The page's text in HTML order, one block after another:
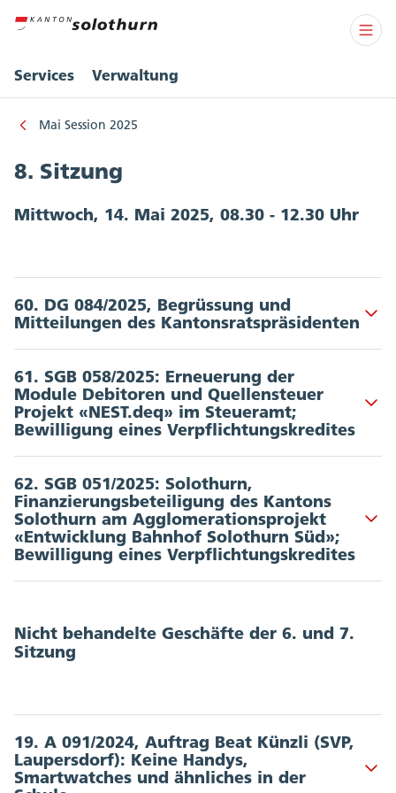
Services Verwaltung
Mai Session 2025
8. Sitzung
Mittwoch, 14. Mai 2025, 08.30 - 12.30 Uhr
60. DG 084/2025, Begrüssung und
Mitteilungen des Kantonsratspräsidenten
Akkordeon Button
61. SGB 058/2025: Erneuerung der
Module Debitoren und Quellensteuer
Projekt «NEST.deq» im Steueramt;
Bewilligung eines Verpflichtungskredites
Akkordeon Button
Dokumente:
Botschaft und Entwurf RR vom 10.03.2025 (RRB Nr.
2025/370)
Zustimmender Antrag FIKO vom 02.04.2025
(keine Änderungsanträge vorliegend)
Zustimmung mit 92:0 Stimmen bei 0 Enthaltungen
(Abstimmungsprotokoll| Beschluss)
62. SGB 051/2025: Solothurn,
Finanzierungsbeteiligung des Kantons
Solothurn am Agglomerationsprojekt
«Entwicklung Bahnhof Solothurn Süd»;
Bewilligung eines Verpflichtungskredites
Akkordeon Button
Dokumente:
Botschaft und Entwurf RR vom 18.02.2025 (RRB Nr.
Z ustimmender Antrag FIKO vom 02.04.2025
Detailberatung
Nicht behandelte Geschäfte der 6. und 7.
Sitzung
19. A 091/2024, Auftrag Beat Künzli (SVP,
Laupersdorf): Keine Handys,
Smartwatches und ähnliches in der
Akkordeon Button